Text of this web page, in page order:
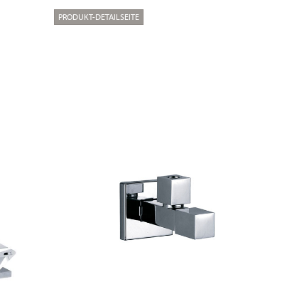
PRODUKT-DETAILSEITE